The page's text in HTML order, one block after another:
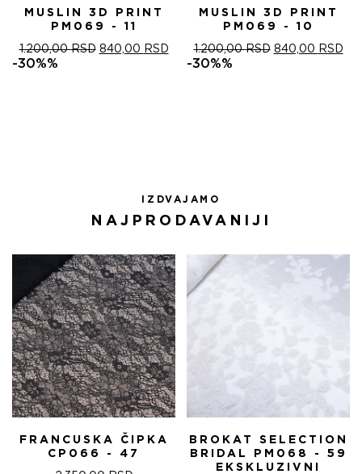
MUSLIN 3D PRINT
PM069 - 11
1.200,00RSD ОРИГИНАЛНА
840,00 RSDТРЕНУТНА
ЦЕНА
-30%%
MUSLIN 3D PRINT
PM069 - 10
1.200,00RSD ОРИГИНАЛНА
840,00 RSD
-30%%
IZDVAJAMO
NAJPRODAVANIJI
FRANCUSKA ČIPKA
CP066 - 47
BROKAT SELECTION
BRIDAL PM068 - 59
EKSKLUZIVNI